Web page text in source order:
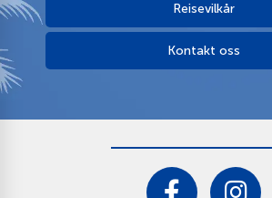
Reisevilkår
Kontakt oss